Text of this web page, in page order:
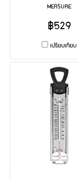
MEASURE
฿529
เปรียบเทียบ